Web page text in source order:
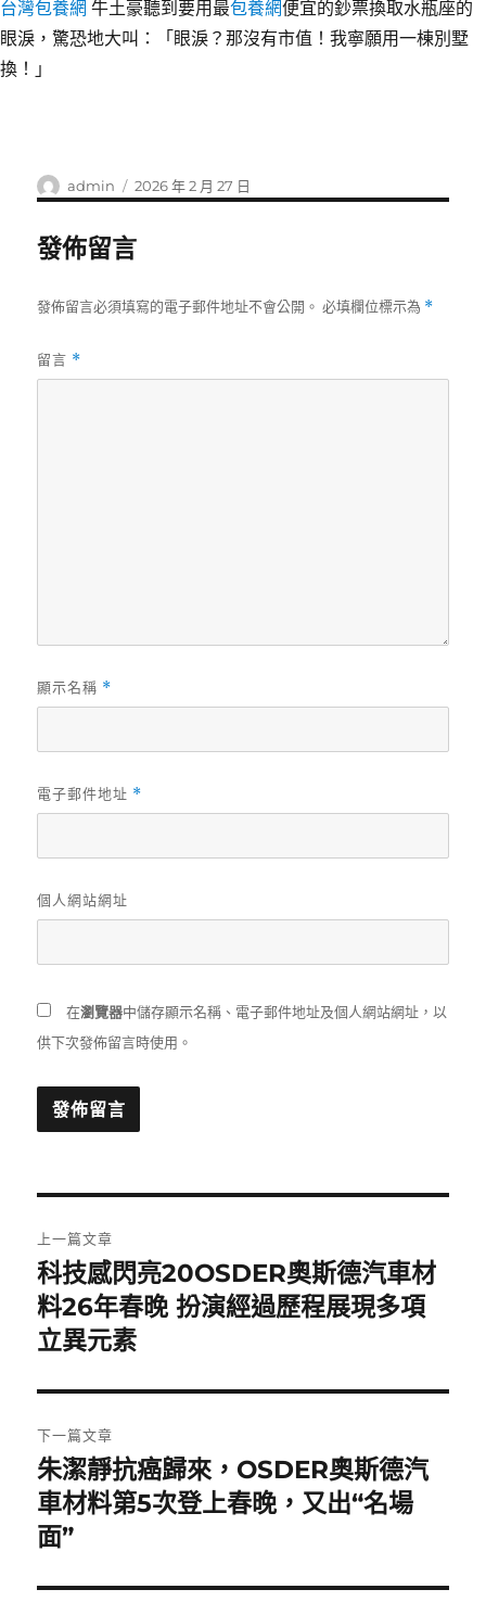
台灣包養網 牛土豪聽到要用最包養網便宜的鈔票換取水瓶座的
眼淚，驚恐地大叫：「眼淚？那沒有市值！我寧願用一棟別墅
換！」
作
者
admin
發
佈
2026 年 2 月 27 日
發佈留言
發佈留言必須填寫的電子郵件地址不會公開。 必填欄位標示為 *
留言 *
顯示名稱 *
電子郵件地址 *
個人網站網址
在瀏覽器中儲存顯示名稱、電子郵件地址及個人網站網址，以
供下次發佈留言時使用。
章
導
覽
上一篇文章
上
一
篇
章:
科技感閃亮20OSDER奧斯德汽車材
料26年春晚 扮演經過歷程展現多項
立異元素
下一篇文章
下
一
篇
章:
朱潔靜抗癌歸來，OSDER奧斯德汽
車材料第5次登上春晚，又出“名場
面”